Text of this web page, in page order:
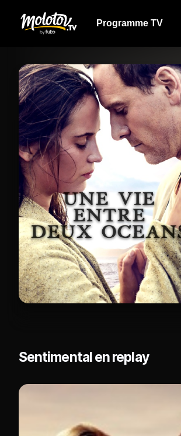
Programme TV
Sentimental en replay